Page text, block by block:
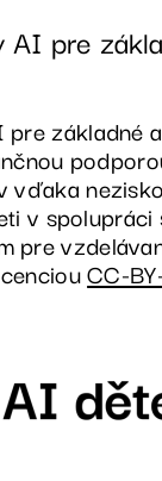
AI pre
základné
vďaka
v spolupráci
pre
CC-